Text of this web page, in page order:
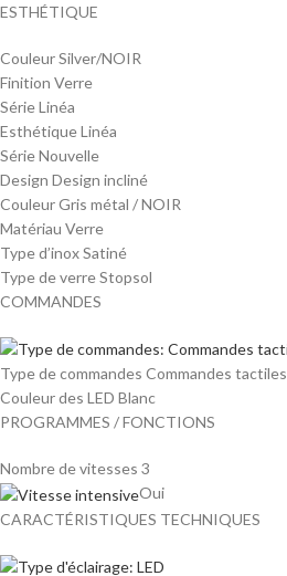
ESTHÉTIQUE
Couleur Silver/NOIR
Finition Verre
Série Linéa
Esthétique Linéa
Série Nouvelle
Design Design incliné
Couleur Gris métal / NOIR
Matériau Verre
Type d’inox Satiné
Type de verre Stopsol
COMMANDES
Type de commandes Commandes tactiles
Couleur des LED Blanc
PROGRAMMES / FONCTIONS
Nombre de vitesses 3
Oui
CARACTÉRISTIQUES TECHNIQUES